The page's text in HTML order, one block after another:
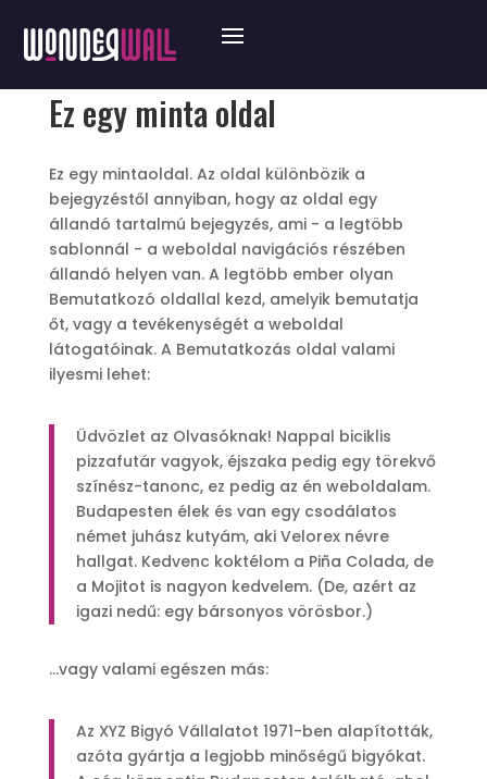
Ez egy minta oldal
Ez egy mintaoldal. Az oldal különbözik a
bejegyzéstől annyiban, hogy az oldal egy
állandó tartalmú bejegyzés, ami - a legtöbb
sablonnál - a weboldal navigációs részében
állandó helyen van. A legtöbb ember olyan
Bemutatkozó oldallal kezd, amelyik bemutatja
őt, vagy a tevékenységét a weboldal
látogatóinak. A Bemutatkozás oldal valami
ilyesmi lehet:
Üdvözlet az Olvasóknak! Nappal biciklis
pizzafutár vagyok, éjszaka pedig egy törekvő
színész-tanonc, ez pedig az én weboldalam.
Budapesten élek és van egy csodálatos
német juhász kutyám, aki Velorex névre
hallgat. Kedvenc koktélom a Piña Colada, de
a Mojitot is nagyon kedvelem. (De, azért az
igazi nedű: egy bársonyos vörösbor.)
…vagy valami egészen más:
Az XYZ Bigyó Vállalatot 1971-ben alapították,
azóta gyártja a legjobb minőségű bigyókat.